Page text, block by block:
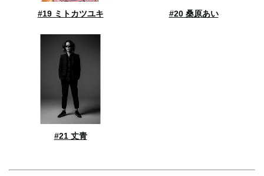
#19 ミトカツユキ #20 桑原あい
#21 丈青